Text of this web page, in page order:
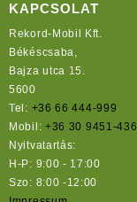
KAPCSOLAT
Rekord-Mobil Kft.
Békéscsaba,
Bajza utca 15.
5600
Tel: +36 66 444-999
Mobil: +36 30 9451-436
Nyitvatartás:
H-P: 9:00 - 17:00
Szo: 8:00 -12:00